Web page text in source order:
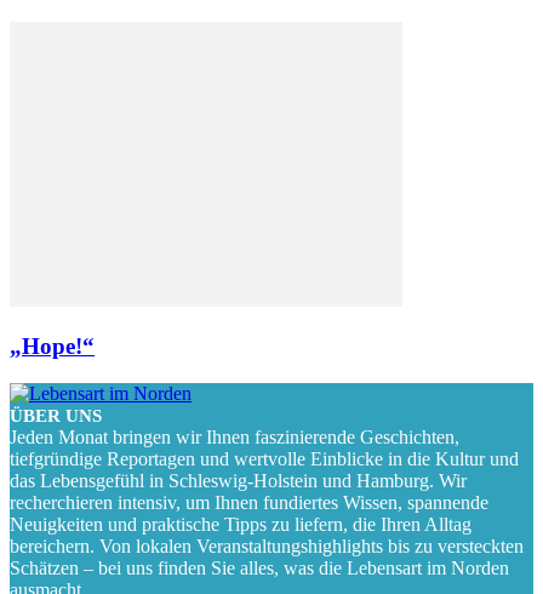
„Hope!“
ÜBER UNS
Jeden Monat bringen wir Ihnen faszinierende Geschichten,
tiefgründige Reportagen und wertvolle Einblicke in die Kultur und
das Lebensgefühl in Schleswig-Holstein und Hamburg. Wir
recherchieren intensiv, um Ihnen fundiertes Wissen, spannende
Neuigkeiten und praktische Tipps zu liefern, die Ihren Alltag
bereichern. Von lokalen Veranstaltungshighlights bis zu versteckten
Schätzen – bei uns finden Sie alles, was die Lebensart im Norden
ausmacht.